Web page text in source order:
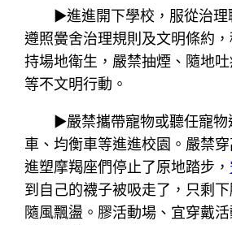
▶進進開下學校，服從治理
遵照黌舍治理規則及文明條約
持場地衛生，嚴禁抽煙、隨地
等不文明行動。
▶嚴禁攜帶寵物或聽任寵物
車、均衡車等進進校園。嚴禁
進塑摩羯座們停止了原地踏步，
到自己的襪子被吸走了，只剩
隨風飄盪。膠活動場、宜穿戴